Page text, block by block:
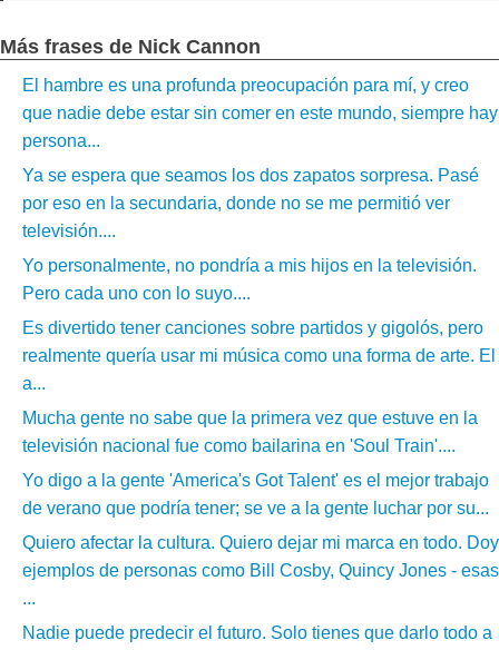
Más frases de Nick Cannon
El hambre es una profunda preocupación para mí, y creo
que nadie debe estar sin comer en este mundo, siempre hay
persona...
Ya se espera que seamos los dos zapatos sorpresa. Pasé
por eso en la secundaria, donde no se me permitió ver
televisión....
Yo personalmente, no pondría a mis hijos en la televisión.
Pero cada uno con lo suyo....
Es divertido tener canciones sobre partidos y gigolós, pero
realmente quería usar mi música como una forma de arte. El
a...
Mucha gente no sabe que la primera vez que estuve en la
televisión nacional fue como bailarina en 'Soul Train'....
Yo digo a la gente 'America's Got Talent' es el mejor trabajo
de verano que podría tener; se ve a la gente luchar por su...
Quiero afectar la cultura. Quiero dejar mi marca en todo. Doy
ejemplos de personas como Bill Cosby, Quincy Jones - esas
...
Nadie puede predecir el futuro. Solo tienes que darlo todo a